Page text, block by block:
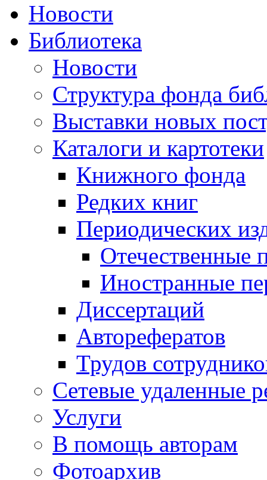
Новости
Библиотека
Новости
Структура фонда
Выставки новых
Каталоги и картотеки
Книжного фонда
Редких книг
Периодических
Отечественные
Иностранные
Диссертаций
Авторефератов
Трудов
Сетевые удаленные
Услуги
В помощь авторам
Фотоархив